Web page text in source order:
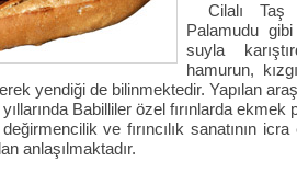
Cilalı Taş
Palamudu
suyla
hamurun,
yendiği de bilinmektedir. Yapılan
Babilliler özel fırınlarda
ve fırıncılık sanatının
anlaşılmaktadır.